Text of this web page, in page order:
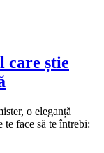
care știe
o eleganță
te face să te întrebi: